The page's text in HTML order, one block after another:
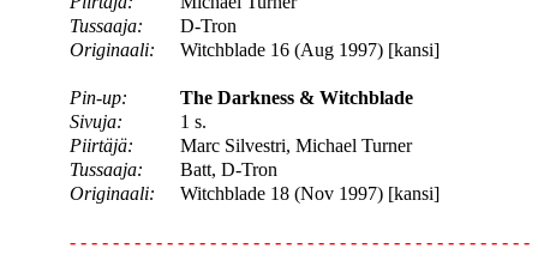
Tussaaja:
D-Tron
Originaali:
Witchblade 16 (Aug 1997) [kansi]
Pin-up:
The Darkness & Witchblade
Sivuja:
1 s.
Piirtäjä:
Marc Silvestri, Michael Turner
Tussaaja:
Batt, D-Tron
Originaali:
Witchblade 18 (Nov 1997) [kansi]
- - - - - - - - - - - - - - - - - - - - - - - - - - - - - - - - - - - - - - - - - - -